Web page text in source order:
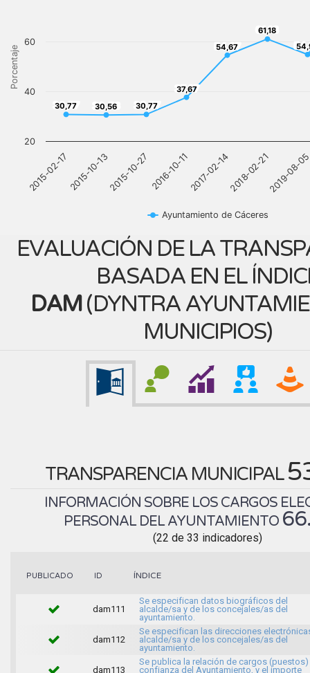
Porcentaje
30,77
30,77 30,56
30,56 30,77
30,77
37,67
37,67
54,67
54,67
61,18
61,18
Ayuntamiento de Cáceres
2015-02-172015-10-132015-10-272016-10-112017-02-142018-02-212019-08-
20
40
60
EVALUACIÓN DE LA
BASADA EN EL
DAM(DYNTRA
MUNICIPIOS)
TRANSPARENCIA MUNICIPAL
INFORMACIÓN SOBRE LOS CARGOS
PERSONAL DEL AYUNTAMIENTO
(22 de 33 indicadores)
PUBLICADO ID ÍNDICE
dam111
Se especifican datos biográficos del
alcalde/sa y de los concejales/as del
ayuntamiento.
dam112
Se especifican las direcciones
alcalde/sa y de los concejales/as del
ayuntamiento.
dam113
Se publica la relación de cargos
confianza del Ayuntamiento, y el importe